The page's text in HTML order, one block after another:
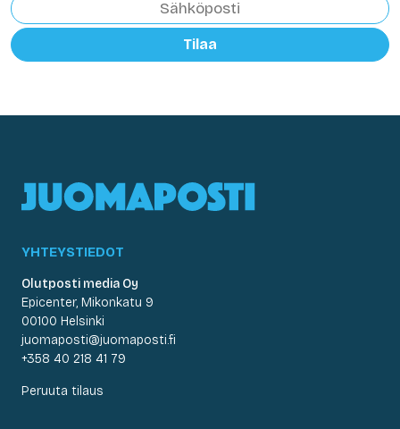
Tilaa
YHTEYSTIEDOT
Olutposti media Oy
Epicenter, Mikonkatu 9
00100 Helsinki
juomaposti@juomaposti.fi
+358 40 218 41 79
Peruuta tilaus